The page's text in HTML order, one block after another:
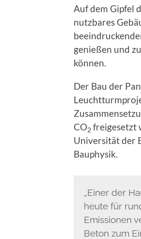
Auf dem Gipfel
nutzbares
genießen und
können.
Der Bau der
CO2 freigesetzt
Universität der
Bauphysik.
„Einer der
heute für
Emissionen
Beton zum